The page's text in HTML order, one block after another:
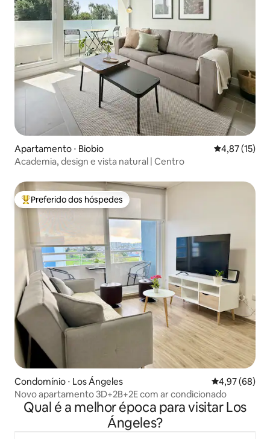
Apartamento ⋅ Biobio 4,87 de uma
4,87 (15)
Academia, design e vista natural | Centro
Entre os melhores preferidos dos hóspedes
Preferido dos hóspedes
Condomínio ⋅ Los Ángeles 4,97 de uma
4,97 (68)
Novo apartamento 3D+2B+2E com ar condicionado
Qual é a melhor época para visitar Los
Ángeles?